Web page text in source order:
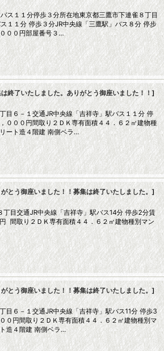
ス１１分停歩３分所在地東京都三鷹市下連雀８丁目
１１分 停歩３分JR中央線「三鷹駅」バス８分 停步
００円部屋番号３…
終了いたしました。ありがとう御座いました！！]
目６－１交通JR中央線「吉祥寺」駅バス１１分 停
０００円間取り２ＤＫ専有面積４４．６２㎡建物種
ート造４階建 南側ベラ…
とう御座いました！！募集は終了いたしました。]
目交通JR中央線「吉祥寺」駅バス14分 停歩2分賃
間取り２ＤＫ専有面積４４．６２㎡建物種別マン
とう御座いました！！募集は終了いたしました。]
目６－１交通JR中央線「吉祥寺」駅バス11分 停歩3
０円間取り２ＤＫ専有面積４４．６２㎡建物種別マ
造４階建 南側ベラ…